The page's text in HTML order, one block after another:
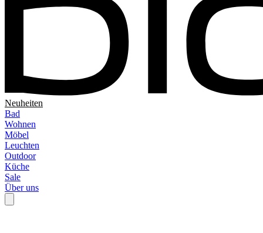
Neuheiten
Bad
Wohnen
Möbel
Leuchten
Outdoor
Küche
Sale
Über uns